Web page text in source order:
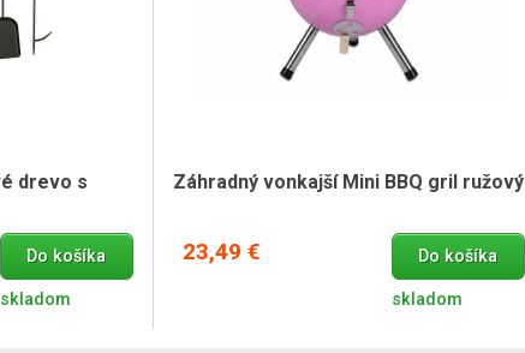
drevo s
Do košíka
skladom
Záhradný vonkajší Mini BBQ gril ružový
23,49 € Do košíka
skladom